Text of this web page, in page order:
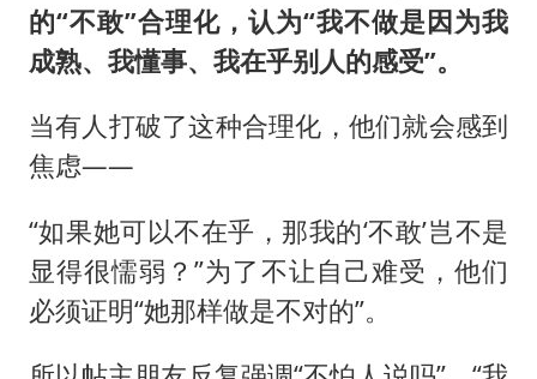
的“不敢”合理化，认为“我不做是因为我
成熟、我懂事、我在乎别人的感受”。
当有人打破了这种合理化，他们就会感到
焦虑——
“如果她可以不在乎，那我的‘不敢’岂不是
显得很懦弱？”为了不让自己难受，他们
必须证明“她那样做是不对的”。